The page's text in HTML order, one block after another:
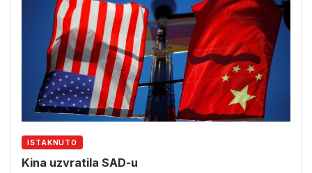
ISTAKNUTO
Kina uzvratila SAD-u